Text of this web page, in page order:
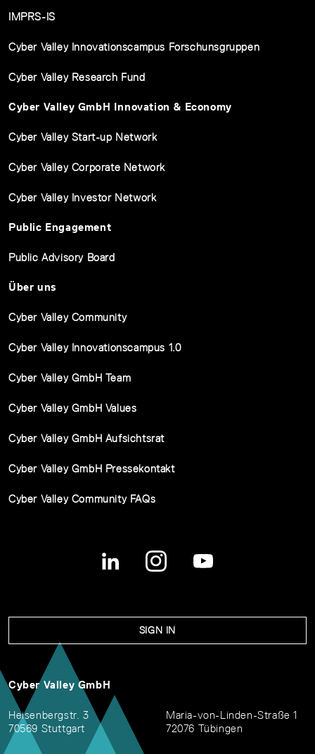
IMPRS-IS
Cyber Valley Innovationscampus Forschunsgruppen
Cyber Valley Research Fund
Cyber Valley GmbH Innovation & Economy
Cyber Valley Start-up Network
Cyber Valley Corporate Network
Cyber Valley Investor Network
Public Engagement
Public Advisory Board
Über uns
Cyber Valley Community
Cyber Valley Innovationscampus 1.0
Cyber Valley GmbH Team
Cyber Valley GmbH Values
Cyber Valley GmbH Aufsichtsrat
Cyber Valley GmbH Pressekontakt
Cyber Valley Community FAQs
SIGN IN
Cyber Valley GmbH
Heisenbergstr. 3
70569 Stuttgart
Maria-von-Linden-Straße 1
72076 Tübingen